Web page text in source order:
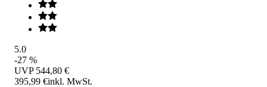
5.0
-27 %
UVP 544,80 €
395,99 €inkl. MwSt.